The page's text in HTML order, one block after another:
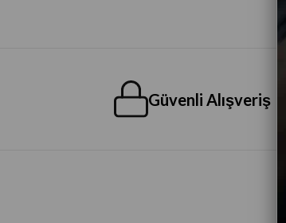
Güvenli Alışveriş